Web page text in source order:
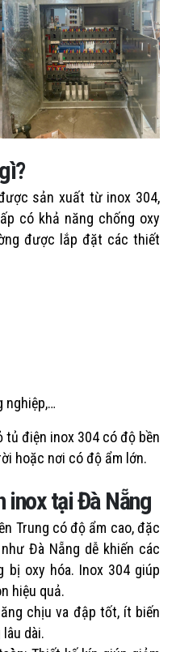
sản xuất từ inox 304,
có khả năng chống oxy
được lắp đặt các thiết
nghiệp,…
điện inox 304 có độ bền
hoặc nơi có độ ẩm lớn.
inox tại Đà Nẵng
Trung có độ ẩm cao, đặc
Đà Nẵng dễ khiến các
oxy hóa. Inox 304 giúp
hiệu quả.
chịu va đập tốt, ít biến
dài.